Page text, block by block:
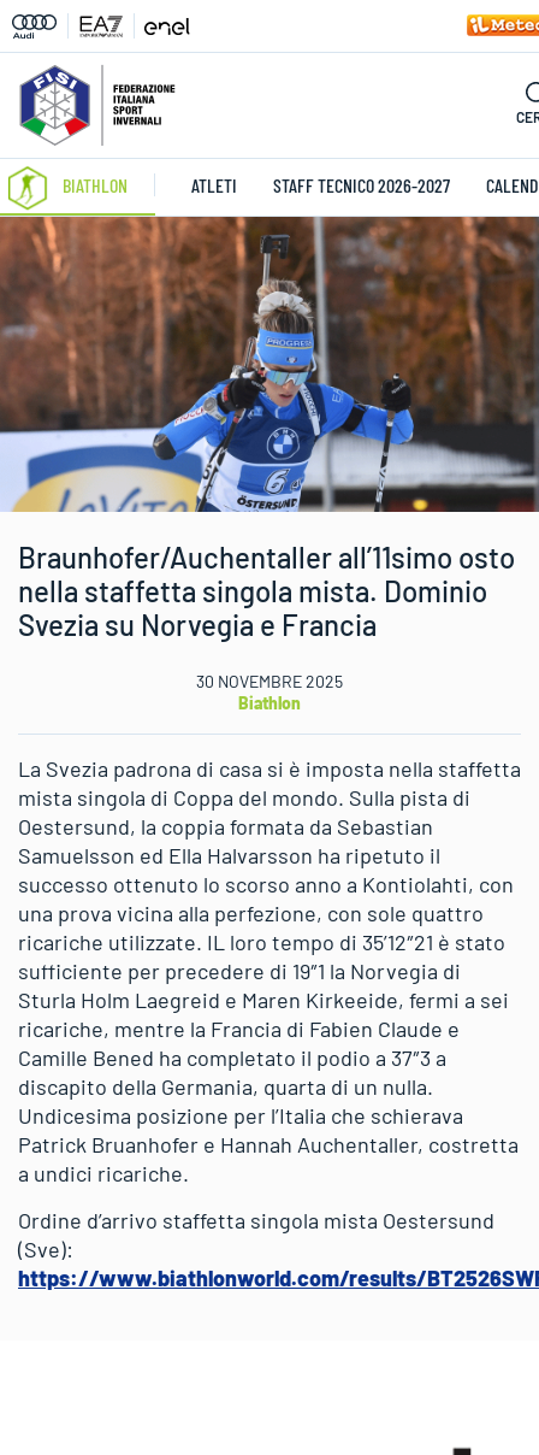
BIATHLON ATLETI STAFF TECNICO 2026-2027
Braunhofer/Auchentaller all’11simo osto
nella staffetta singola mista. Dominio
Svezia su Norvegia e Francia
30 NOVEMBRE 2025
Biathlon
La Svezia padrona di casa si è imposta nella staffetta
mista singola di Coppa del mondo. Sulla pista di
Oestersund, la coppia formata da Sebastian
Samuelsson ed Ella Halvarsson ha ripetuto il
successo ottenuto lo scorso anno a Kontiolahti, con
una prova vicina alla perfezione, con sole quattro
ricariche utilizzate. IL loro tempo di 35’12″21 è stato
sufficiente per precedere di 19″1 la Norvegia di
Sturla Holm Laegreid e Maren Kirkeeide, fermi a sei
ricariche, mentre la Francia di Fabien Claude e
Camille Bened ha completato il podio a 37″3 a
discapito della Germania, quarta di un nulla.
Undicesima posizione per l’Italia che schierava
Patrick Bruanhofer e Hannah Auchentaller, costretta
a undici ricariche.
Ordine d’arrivo staffetta singola mista Oestersund
(Sve):
https://www.biathlonworld.com/results/